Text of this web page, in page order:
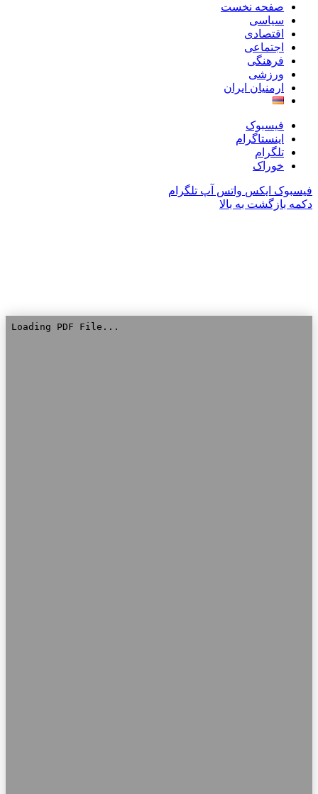
صفحه نخست
سیاسی
اقتصادی
اجتماعی
فرهنگی
ورزشی
ارمنیان ایران
فیسبوک
اینستاگرام
تلگرام
خوراک
فیسبوک ایکس واتس آپ تلگرام
دکمه بازگشت به بالا